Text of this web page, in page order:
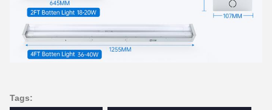
Tags: